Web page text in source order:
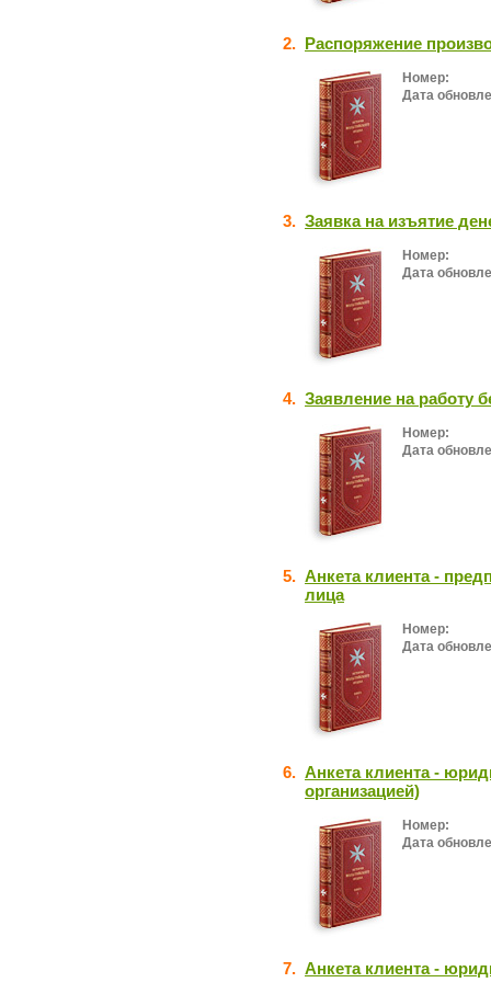
2. Распоряжение
Номер:
Дата
3. Заявка на изъятие
Номер:
Дата
4. Заявление на работу
Номер:
Дата
5. Анкета клиента -
лица
Номер:
Дата
6. Анкета клиента -
организацией)
Номер:
Дата
7. Анкета клиента -